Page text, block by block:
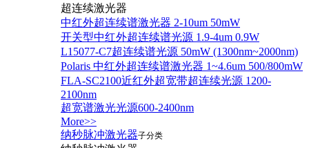
超连续激光器
中红外超连续谱激光器 2-10um 50mW
开关型中红外超连续谱光源 1.9-4um 0.9W
L15077-C7超连续谱光源 50mW (1300nm~2000nm)
Polaris 中红外超连续谱激光器 1~4.6um 500/800mW
FLA-SC2100近红外超宽带超连续光源 1200-
2100nm
超宽谱激光光源600-2400nm
More>>
纳秒脉冲激光器子分类